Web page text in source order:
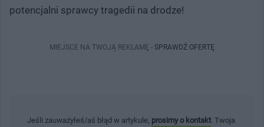
potencjalni sprawcy tragedii na drodze!
MIEJSCE NA TWOJĄ REKLAMĘ - SPRAWDŹ OFERTĘ
Jeśli zauważyłeś/aś błąd w artykule, prosimy o kontakt . Twoja